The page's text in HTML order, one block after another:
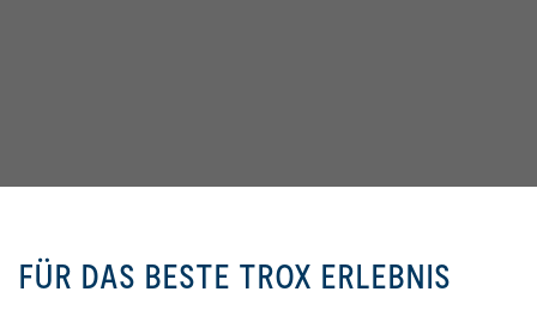
uns, Ihnen ein optimales Webseiten-
Erlebnis und einfache Einkaufsprozesse
FÜR DAS BESTE TROX ERLEBNIS